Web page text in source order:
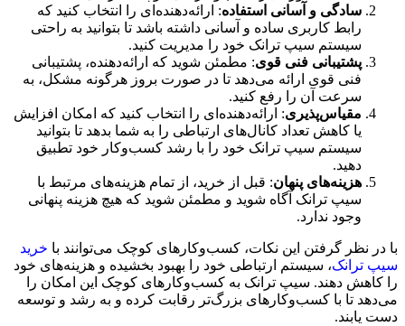
سادگی و آسانی استفاده: ارائه‌دهنده‌ای را انتخاب کنید که
رابط کاربری ساده و آسانی داشته باشد تا بتوانید به راحتی
سیستم سیپ ترانک خود را مدیریت کنید.
پشتیبانی فنی قوی: مطمئن شوید که ارائه‌دهنده، پشتیبانی
فنی قوی ارائه می‌دهد تا در صورت بروز هرگونه مشکل، به
سرعت آن را رفع کنید.
مقیاس‌پذیری: ارائه‌دهنده‌ای را انتخاب کنید که امکان افزایش
یا کاهش تعداد کانال‌های ارتباطی را به شما بدهد تا بتوانید
سیستم سیپ ترانک خود را با رشد کسب‌وکار خود تطبیق
دهید.
هزینه‌های پنهان: قبل از خرید، از تمام هزینه‌های مرتبط با
سیپ ترانک آگاه شوید و مطمئن شوید که هیچ هزینه پنهانی
وجود ندارد.
با در نظر گرفتن این نکات، کسب‌وکارهای کوچک می‌توانند با خرید
سیپ ترانک، سیستم ارتباطی خود را بهبود بخشیده و هزینه‌های خود
را کاهش دهند. سیپ ترانک به کسب‌وکارهای کوچک این امکان را
می‌دهد تا با کسب‌وکارهای بزرگ‌تر رقابت کرده و به رشد و توسعه
دست یابند.